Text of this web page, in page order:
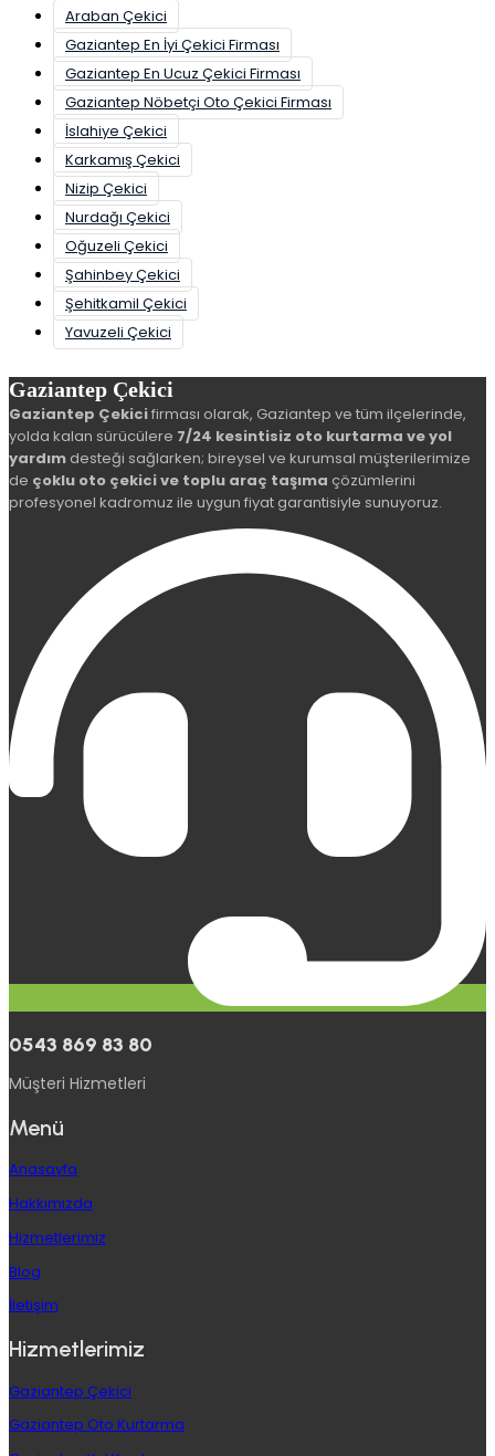
Araban Çekici
Gaziantep En İyi Çekici Firması
Gaziantep En Ucuz Çekici Firması
Gaziantep Nöbetçi Oto Çekici Firması
İslahiye Çekici
Karkamış Çekici
Nizip Çekici
Nurdağı Çekici
Oğuzeli Çekici
Şahinbey Çekici
Şehitkamil Çekici
Yavuzeli Çekici
Gaziantep Çekici
Gaziantep Çekicifirması olarak, Gaziantep ve tüm ilçelerinde,
yolda kalan sürücülere 7/24 kesintisiz oto kurtarma ve yol
yardım desteği sağlarken; bireysel ve kurumsal müşterilerimize
de çoklu oto çekici ve toplu araç taşıma çözümlerini
profesyonel kadromuz ile uygun fiyat garantisiyle sunuyoruz.
0543 869 83 80
Müşteri Hizmetleri
Menü
Anasayfa
Hakkımızda
Hizmetlerimiz
Blog
İletişim
Hizmetlerimiz
Gaziantep Çekici
Gaziantep Oto Kurtarma